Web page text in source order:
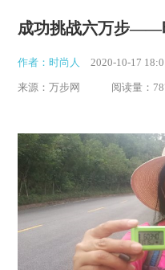
成功挑战六万步——
作者：时尚人 2020-10-17
来源：万步网 阅读量：